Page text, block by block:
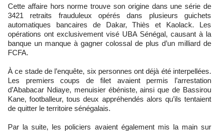
Cette affaire hors norme trouve son origine dans une série de
3421 retraits frauduleux opérés dans plusieurs guichets
automatiques bancaires de Dakar, Thiès et Kaolack. Les
opérations ont exclusivement visé UBA Sénégal, causant à la
banque un manque à gagner colossal de plus d’un milliard de
FCFA.
À ce stade de l’enquête, six personnes ont déjà été interpellées.
Les premiers coups de filet avaient permis l’arrestation
d’Ababacar Ndiaye, menuisier ébéniste, ainsi que de Bassirou
Kane, footballeur, tous deux appréhendés alors qu’ils tentaient
de quitter le territoire sénégalais.
Par la suite, les policiers avaient également mis la main sur